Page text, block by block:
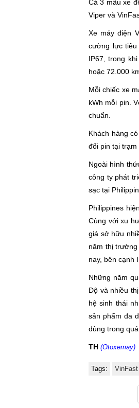
Cả 3 mẫu xe
Viper và
Xe máy điện
cường lực tiêu
IP67, trong
hoặc 72.000
Mỗi chiếc xe
kWh mỗi pin.
chuẩn.
Khách hàng
đổi pin tại trạm
Ngoài hình
công ty phát
sạc tại
Philippines
Cùng với xu
giá sở hữu
năm thị
nay, bên cạnh
Những năm
Độ và nhiều
hệ sinh thái
sản phẩm đa
dùng trong
TH (Otoxemay)
Tags: